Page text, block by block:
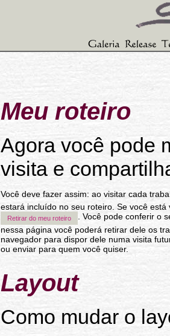
Meu roteiro
Agora você pode
visita e
Você deve fazer assim: ao visitar cada
estará incluído no seu roteiro. Se você
. Você pode conferir o
nessa página você poderá retirar dele os
navegador para dispor dele numa visita
ou enviar para quem você quiser.
Layout
Como mudar o